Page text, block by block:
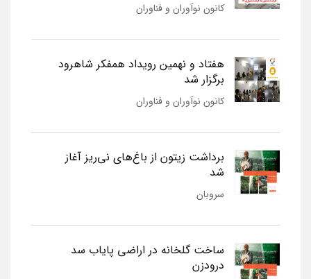
کانون نوآوران و فناوران
هفتاد و نهمین رویداد همفکر شاهرود
برگزار شد
کانون نوآوران و فناوران
برداشت زیتون از باغ‌های نی‌ریز آغاز
شد
سروبان
ساخت گلخانه در اراضی پایاب سد
درودزن